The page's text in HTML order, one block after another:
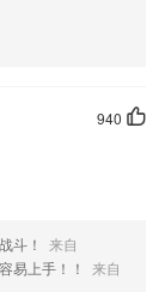
940
斗！
来自
易上手！！
来自